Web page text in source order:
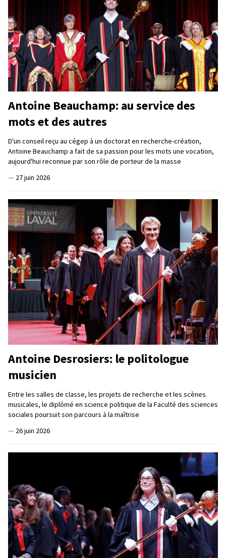
Antoine Beauchamp: au service des
mots et des autres
D'un conseil reçu au cégep à un doctorat en recherche-création,
Antoine Beauchamp a fait de sa passion pour les mots une vocation,
aujourd'hui reconnue par son rôle de porteur de la masse
— 27 juin 2026
Antoine Desrosiers: le politologue
musicien
Entre les salles de classe, les projets de recherche et les scènes
musicales, le diplômé en science politique de la Faculté des sciences
sociales poursuit son parcours à la maîtrise
— 26 juin 2026